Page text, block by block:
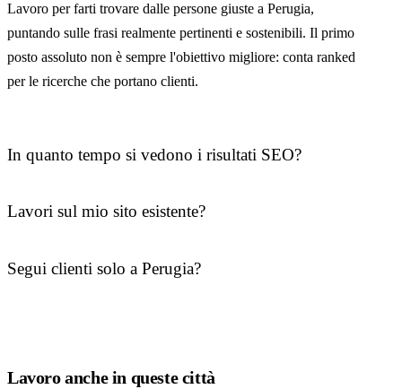
Lavoro per farti trovare dalle persone giuste a Perugia,
puntando sulle frasi realmente pertinenti e sostenibili. Il primo
posto assoluto non è sempre l'obiettivo migliore: conta ranked
per le ricerche che portano clienti.
In quanto tempo si vedono i risultati SEO?
Lavori sul mio sito esistente?
Segui clienti solo a Perugia?
Lavoro anche in queste città